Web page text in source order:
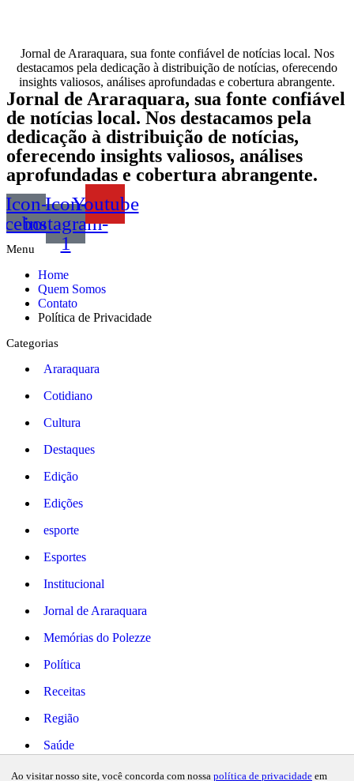
Jornal de Araraquara, sua fonte confiável de notícias local. Nos
destacamos pela dedicação à distribuição de notícias, oferecendo
insights valiosos, análises aprofundadas e cobertura abrangente.
Jornal de Araraquara, sua fonte confiável
de notícias local. Nos destacamos pela
dedicação à distribuição de notícias,
oferecendo insights valiosos, análises
aprofundadas e cobertura abrangente.
Icon-Icon-
instagram-
1
Youtube
Menu
Home
Quem Somos
Contato
Política de Privacidade
Categorias
Araraquara
Cotidiano
Cultura
Destaques
Edição
Edições
esporte
Esportes
Institucional
Jornal de Araraquara
Memórias do Polezze
Política
Receitas
Região
Saúde
Copyright © 2024 Todos os direitos
Ao visitar nosso site, você concorda com nossa política de privacidade em